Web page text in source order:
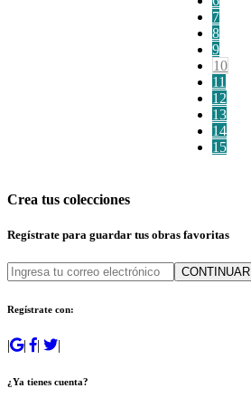
7
8
9
10
11
12
13
14
15
Crea tus colecciones
Regístrate para guardar tus obras favoritas
CONTINUAR
Regístrate con:
| | | |
¿Ya tienes cuenta?